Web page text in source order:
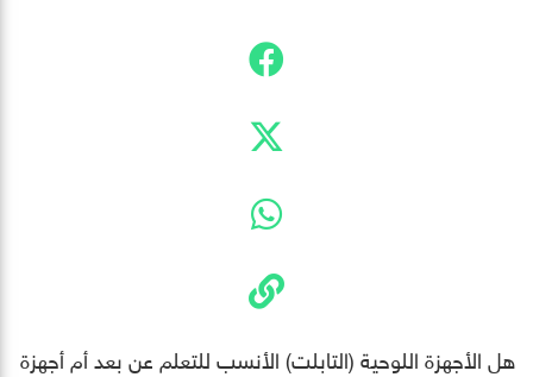
هل الأجهزة اللوحية (التابلت) الأنسب للتعلم عن بعد أم أجهزة